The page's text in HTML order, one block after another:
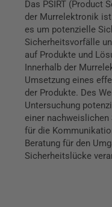
Das PSIRT (Product
der Murrelektronik
es um potenzielle
Sicherheitsvorfälle
auf Produkte und
Innerhalb der
Umsetzung eines
der Produkte. Des
Untersuchung
einer
für die
Beratung für den
Sicherheitslücke